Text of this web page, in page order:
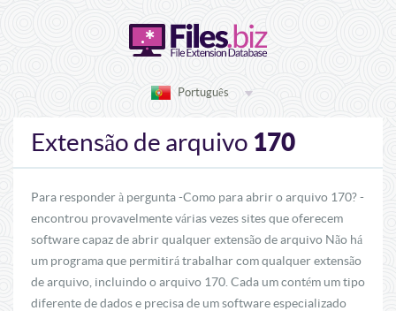
Português
Extensão de arquivo 170
Para responder à pergunta -Como para abrir o arquivo 170? -
encontrou provavelmente várias vezes sites que oferecem
software capaz de abrir qualquer extensão de arquivo Não há
um programa que permitirá trabalhar com qualquer extensão
de arquivo, incluindo o arquivo 170. Cada um contém um tipo
diferente de dados e precisa de um software especializado